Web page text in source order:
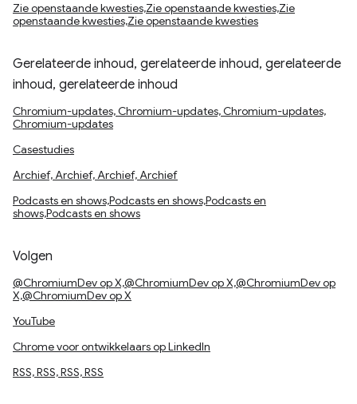
Zie openstaande kwesties,Zie openstaande kwesties,Zie
openstaande kwesties,Zie openstaande kwesties
Gerelateerde inhoud, gerelateerde inhoud, gerelateerde
inhoud, gerelateerde inhoud
Chromium-updates, Chromium-updates, Chromium-updates,
Chromium-updates
Casestudies
Archief, Archief, Archief, Archief
Podcasts en shows,Podcasts en shows,Podcasts en
shows,Podcasts en shows
Volgen
@ChromiumDev op X,@ChromiumDev op X,@ChromiumDev op
X,@ChromiumDev op X
YouTube
Chrome voor ontwikkelaars op LinkedIn
RSS, RSS, RSS, RSS